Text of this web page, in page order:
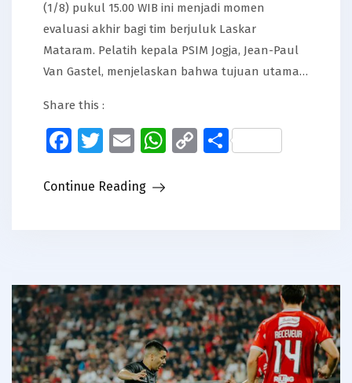
(1/8) pukul 15.00 WIB ini menjadi momen
evaluasi akhir bagi tim berjuluk Laskar
Mataram. Pelatih kepala PSIM Jogja, Jean-Paul
Van Gastel, menjelaskan bahwa tujuan utama…
Share this :
Facebook
Twitter
EmailWhatsApp
CopyShare
Continue Reading